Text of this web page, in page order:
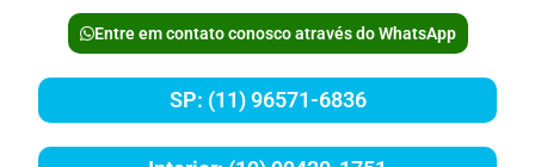
Entre em contato conosco através do WhatsApp
SP: (11) 96571-6836